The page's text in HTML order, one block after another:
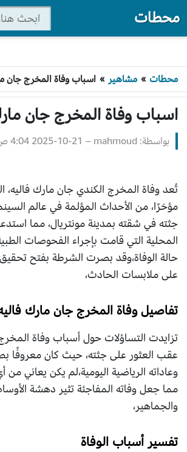
محطات
محطات » مشاهير » اسباب وفاة المخرج جان
اسباب وفاة المخرج جان
بواسطة: mahmoud – 2025-10-21 4:04 ص
تُعد وفاة المخرج الكندي جان مارك فاليه،
مؤخرًا، من الأحداث المؤلمة في عالم
جثته في شقته بمدينة مونتريال، مما
المحلية التي قامت بإجراء الفحوصات
حالة الوفاة،وقد بصرت الشرطة بفتح
على ملابسات الحادث،
تفاصيل وفاة المخرج جان مارك
تزايدت التساؤلات حول أسباب وفاة
عقب العثور على جثته، حيث كان معروفًا
وعاداته الرياضية اليومية،لم يكن يعاني
مما جعل وفاته المفاجئة تثير دهشة
والجماهير،
تفسير أسباب الوفاة